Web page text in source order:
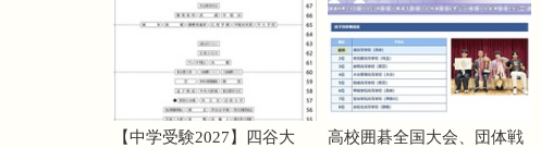
【中学受験2027】四谷大
高校囲碁全国大会、団体戦